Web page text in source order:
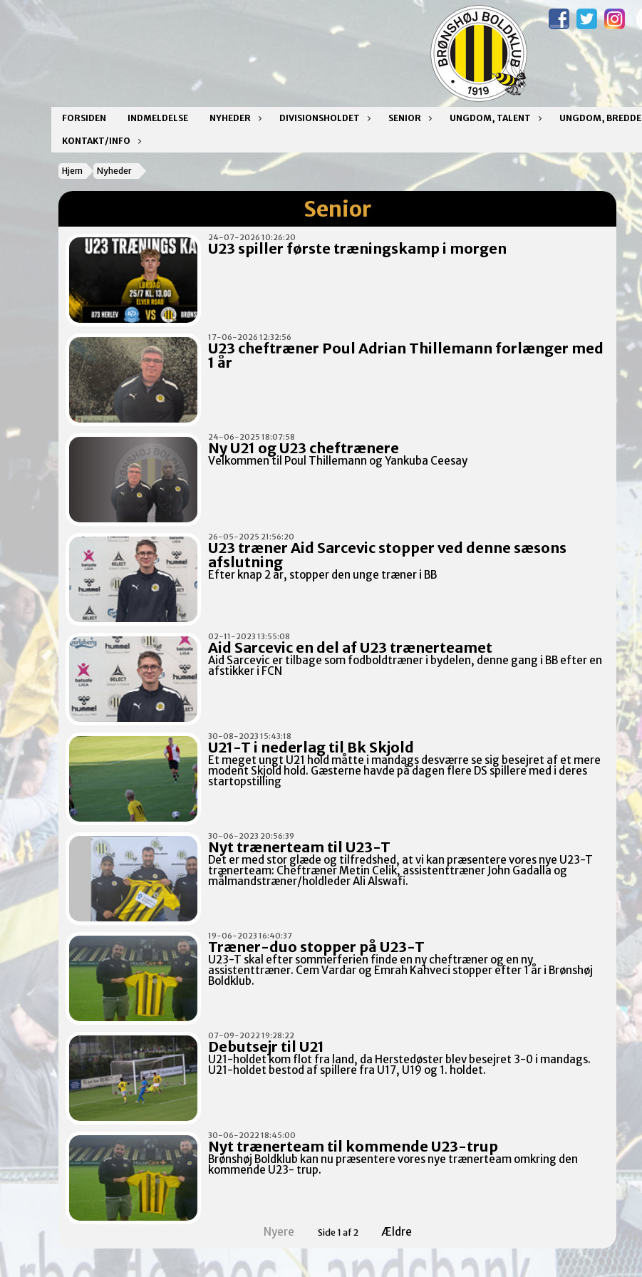
FORSIDEN INDMELDELSE NYHEDER DIVISIONSHOLDET SENIOR UNGDOM, TALENT UNGDOM, BREDDE
KONTAKT/INFO
Hjem Nyheder
Senior
24-07-2026 10:26:20
U23 spiller første træningskamp i morgen
17-06-2026 12:32:56
U23 cheftræner Poul Adrian Thillemann forlænger med
1 år
24-06-2025 18:07:58
Ny U21 og U23 cheftrænere
Velkommen til Poul Thillemann og Yankuba Ceesay
26-05-2025 21:56:20
U23 træner Aid Sarcevic stopper ved denne sæsons
afslutning
Efter knap 2 år, stopper den unge træner i BB
02-11-2023 13:55:08
Aid Sarcevic en del af U23 trænerteamet
Aid Sarcevic er tilbage som fodboldtræner i bydelen, denne gang i BB efter en
afstikker i FCN
30-08-2023 15:43:18
U21-T i nederlag til Bk Skjold
Et meget ungt U21 hold måtte i mandags desværre se sig besejret af et mere
modent Skjold hold. Gæsterne havde på dagen flere DS spillere med i deres
startopstilling
30-06-2023 20:56:39
Nyt trænerteam til U23-T
Det er med stor glæde og tilfredshed, at vi kan præsentere vores nye U23-T
trænerteam: Cheftræner Metin Celik, assistenttræner John Gadalla og
målmandstræner/holdleder Ali Alswafi.
19-06-2023 16:40:37
Træner-duo stopper på U23-T
U23-T skal efter sommerferien finde en ny cheftræner og en ny
assistenttræner. Cem Vardar og Emrah Kahveci stopper efter 1 år i Brønshøj
Boldklub.
07-09-2022 19:28:22
Debutsejr til U21
U21-holdet kom flot fra land, da Herstedøster blev besejret 3-0 i mandags.
U21-holdet bestod af spillere fra U17, U19 og 1. holdet.
30-06-2022 18:45:00
Nyt trænerteam til kommende U23-trup
Brønshøj Boldklub kan nu præsentere vores nye trænerteam omkring den
kommende U23- trup.
Nyere Side 1 af 2 Ældre